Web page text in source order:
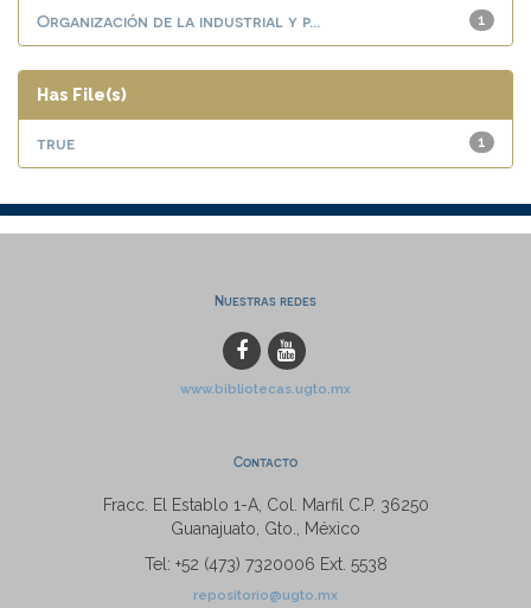
1
Organización de la industrial y p...
Has File(s)
1
true
Nuestras redes
www.bibliotecas.ugto.mx
Contacto
Fracc. El Establo 1-A, Col. Marfil C.P. 36250
Guanajuato, Gto., México
Tel: +52 (473) 7320006 Ext. 5538
repositorio@ugto.mx